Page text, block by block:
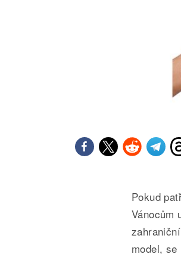
Pokud
Vánocům
model,